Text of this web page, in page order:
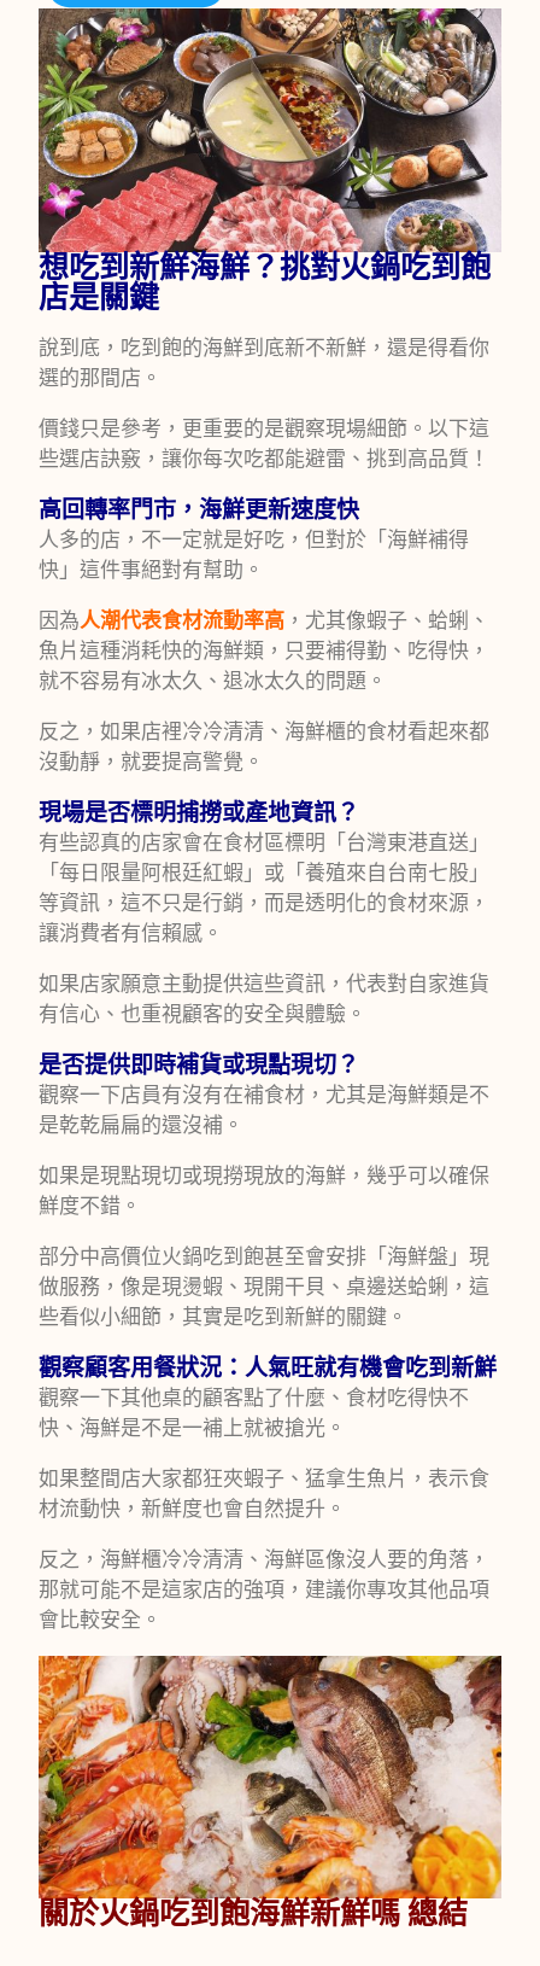
想吃到新鮮海鮮？挑對火鍋吃到飽
店是關鍵
說到底，吃到飽的海鮮到底新不新鮮，還是得看你
選的那間店。
價錢只是參考，更重要的是觀察現場細節。以下這
些選店訣竅，讓你每次吃都能避雷、挑到高品質！
高回轉率門市，海鮮更新速度快
人多的店，不一定就是好吃，但對於「海鮮補得
快」這件事絕對有幫助。
因為人潮代表食材流動率高 ，尤其像蝦子、蛤蜊、
魚片這種消耗快的海鮮類，只要補得勤、吃得快，
就不容易有冰太久、退冰太久的問題。
反之，如果店裡冷冷清清、海鮮櫃的食材看起來都
沒動靜，就要提高警覺。
現場是否標明捕撈或產地資訊？
有些認真的店家會在食材區標明「台灣東港直送」
「每日限量阿根廷紅蝦」或「養殖來自台南七股」
等資訊，這不只是行銷，而是透明化的食材來源，
讓消費者有信賴感。
如果店家願意主動提供這些資訊，代表對自家進貨
有信心、也重視顧客的安全與體驗。
是否提供即時補貨或現點現切？
觀察一下店員有沒有在補食材，尤其是海鮮類是不
是乾乾扁扁的還沒補。
如果是現點現切或現撈現放的海鮮，幾乎可以確保
鮮度不錯。
部分中高價位火鍋吃到飽甚至會安排「海鮮盤」現
做服務，像是現燙蝦、現開干貝、桌邊送蛤蜊，這
些看似小細節，其實是吃到新鮮的關鍵。
觀察顧客用餐狀況：人氣旺就有機會吃到新鮮
觀察一下其他桌的顧客點了什麼、食材吃得快不
快、海鮮是不是一補上就被搶光。
如果整間店大家都狂夾蝦子、猛拿生魚片，表示食
材流動快，新鮮度也會自然提升。
反之，海鮮櫃冷冷清清、海鮮區像沒人要的角落，
那就可能不是這家店的強項，建議你專攻其他品項
會比較安全。
關於火鍋吃到飽海鮮新鮮嗎 總結